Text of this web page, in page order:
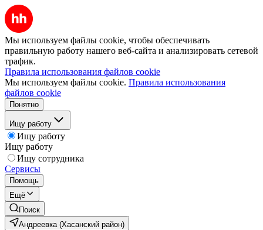
Мы используем файлы cookie, чтобы обеспечивать
правильную работу нашего веб-сайта и анализировать сетевой
трафик.
Правила использования файлов cookie
Мы используем файлы cookie. Правила использования
файлов cookie
Понятно
Ищу работу
Ищу работу
Ищу работу
Ищу сотрудника
Сервисы
Помощь
Ещё
Поиск
Андреевка (Хасанский район)